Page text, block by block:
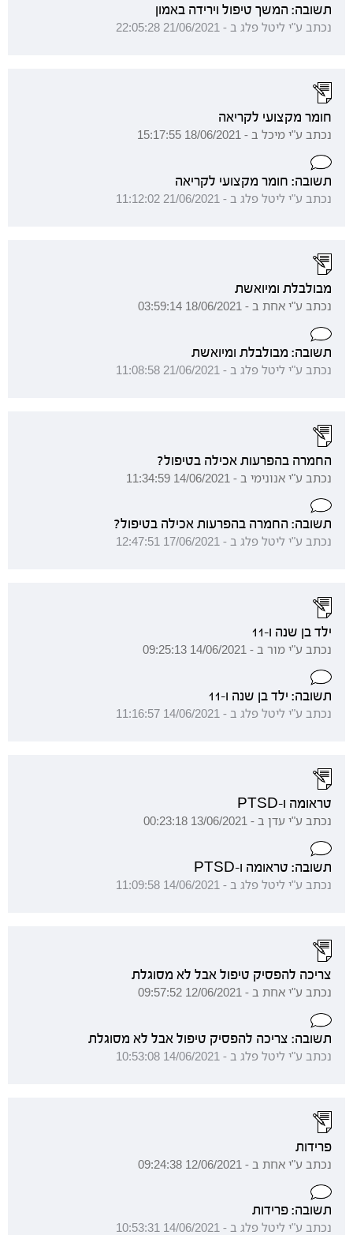
תשובה: המשך טיפול וירידה באמון
נכתב ע"י ליטל פלג ב - 21/06/2021 22:05:28
חומר מקצועי לקריאה
נכתב ע"י מיכל ב - 18/06/2021 15:17:55
תשובה: חומר מקצועי לקריאה
נכתב ע"י ליטל פלג ב - 21/06/2021 11:12:02
מבולבלת ומיואשת
נכתב ע"י אחת ב - 18/06/2021 03:59:14
תשובה: מבולבלת ומיואשת
נכתב ע"י ליטל פלג ב - 21/06/2021 11:08:58
החמרה בהפרעות אכילה בטיפול?
נכתב ע"י אנונימי ב - 14/06/2021 11:34:59
תשובה: החמרה בהפרעות אכילה בטיפול?
נכתב ע"י ליטל פלג ב - 17/06/2021 12:47:51
ילד בן שנה ו-11
נכתב ע"י מור ב - 14/06/2021 09:25:13
תשובה: ילד בן שנה ו-11
נכתב ע"י ליטל פלג ב - 14/06/2021 11:16:57
טראומה ו-PTSD
נכתב ע"י עדן ב - 13/06/2021 00:23:18
תשובה: טראומה ו-PTSD
נכתב ע"י ליטל פלג ב - 14/06/2021 11:09:58
צריכה להפסיק טיפול אבל לא מסוגלת
נכתב ע"י אחת ב - 12/06/2021 09:57:52
תשובה: צריכה להפסיק טיפול אבל לא מסוגלת
נכתב ע"י ליטל פלג ב - 14/06/2021 10:53:08
פרידות
נכתב ע"י אחת ב - 12/06/2021 09:24:38
תשובה: פרידות
נכתב ע"י ליטל פלג ב - 14/06/2021 10:53:31